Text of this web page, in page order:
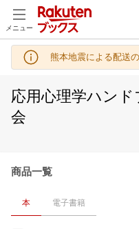
メニュー
熊本地震による配送
応用心理学ハンド
会
商品一覧
本 電子書籍